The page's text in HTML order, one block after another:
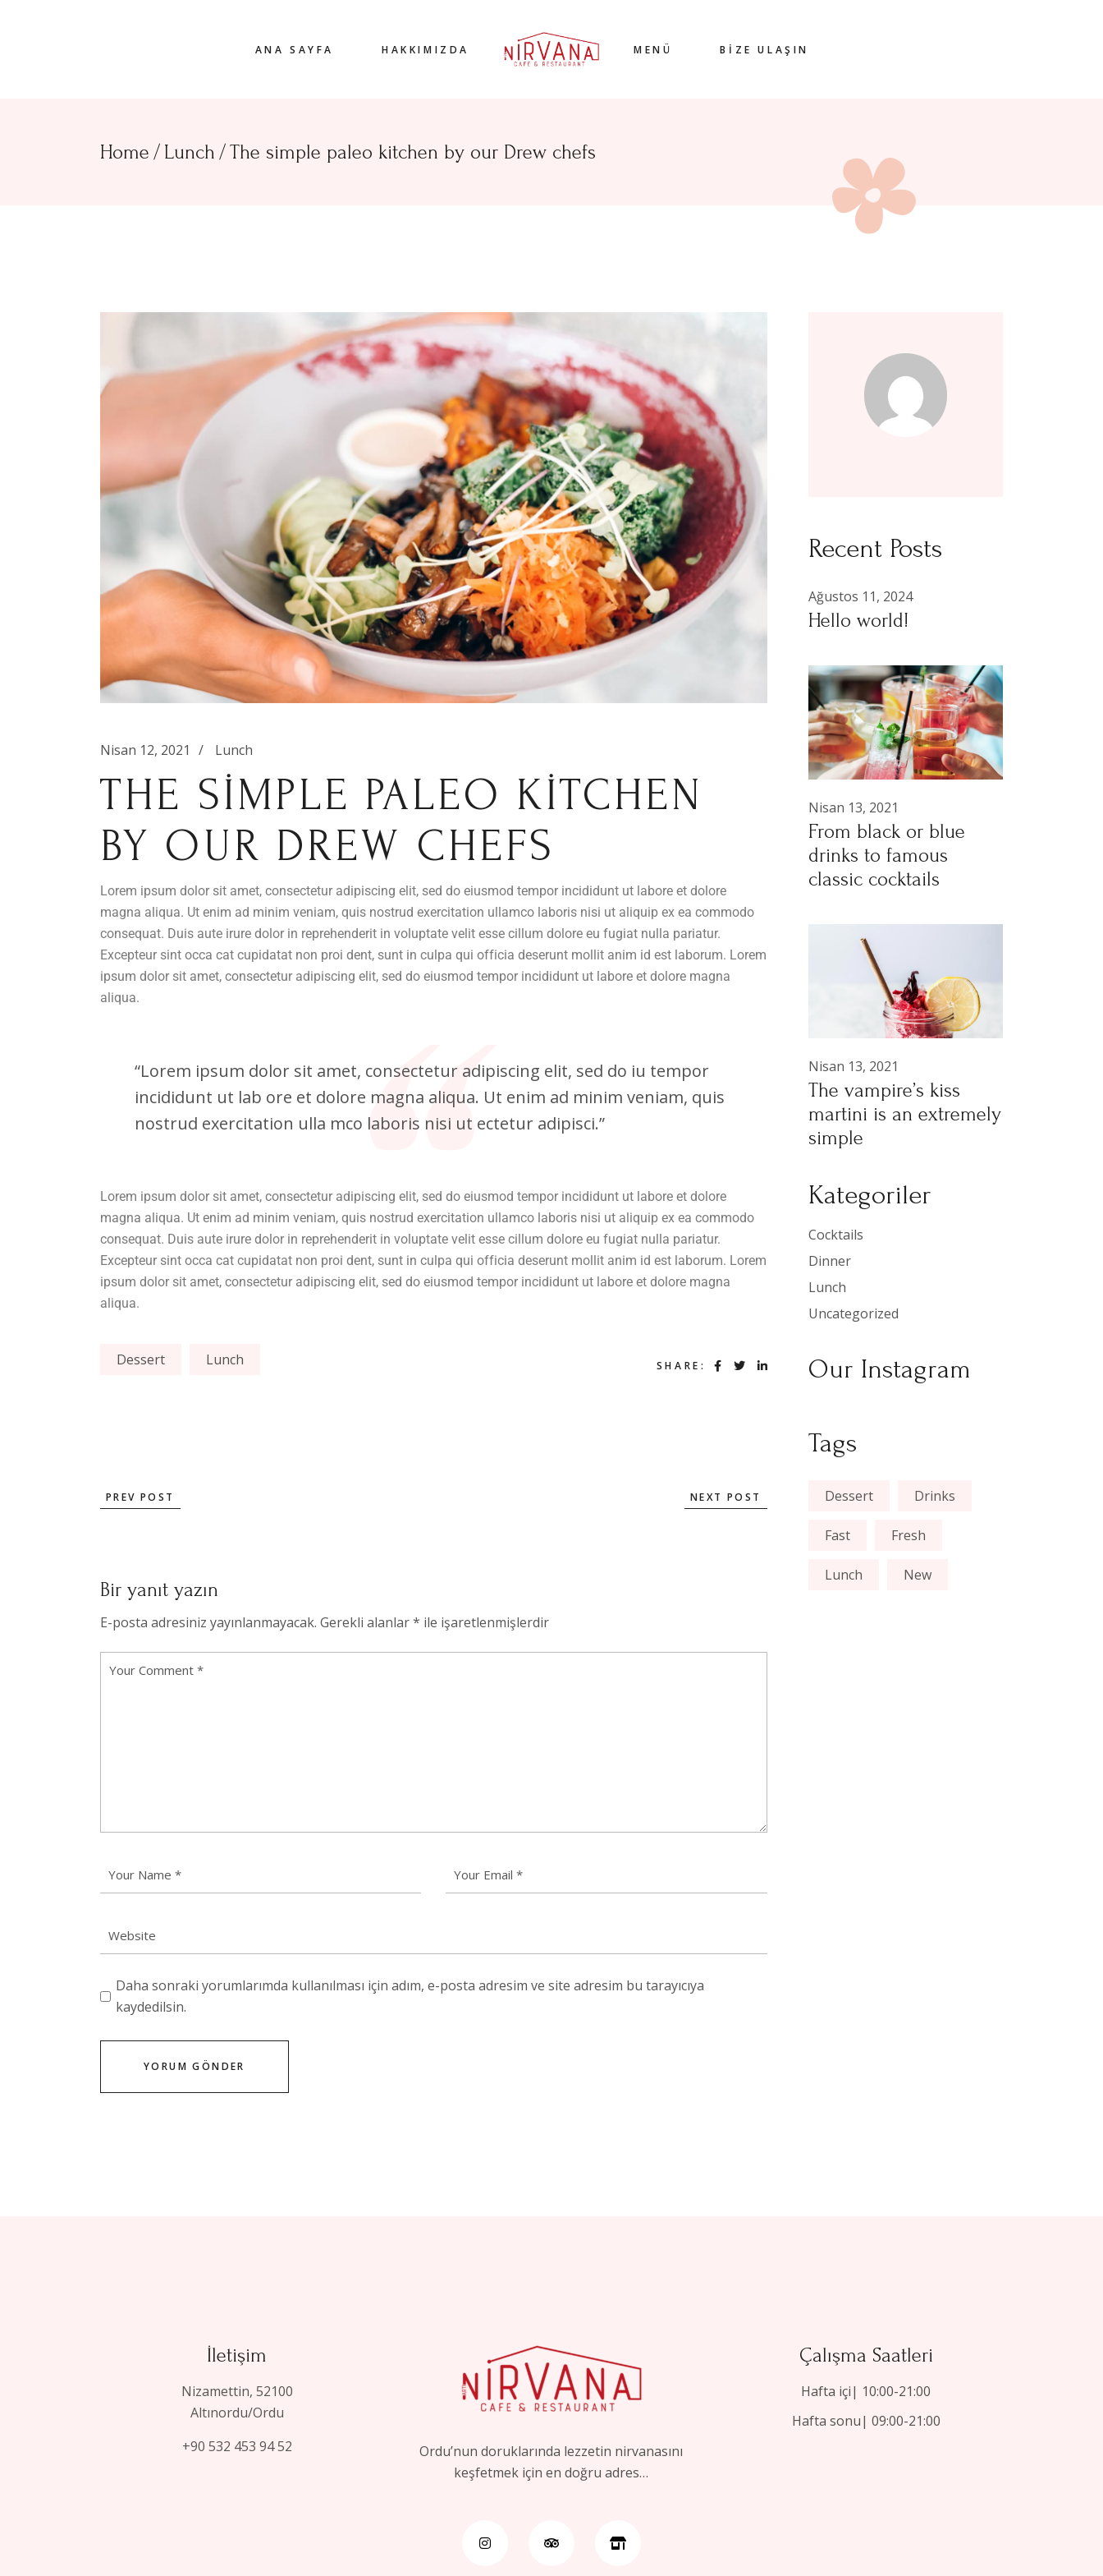
ANA SAYFA HAKKIMIZDA MENÜ BİZE ULAŞIN
Home Lunch The simple paleo kitchen by our Drew chefs
Nisan 12, 2021 Lunch
THE SIMPLE PALEO KITCHEN
BY OUR DREW CHEFS
Lorem ipsum dolor sit amet, consectetur adipiscing elit, sed do eiusmod tempor incididunt ut labore et dolore
magna aliqua. Ut enim ad minim veniam, quis nostrud exercitation ullamco laboris nisi ut aliquip ex ea commodo
consequat. Duis aute irure dolor in reprehenderit in voluptate velit esse cillum dolore eu fugiat nulla pariatur.
Excepteur sint occa cat cupidatat non proi dent, sunt in culpa qui officia deserunt mollit anim id est laborum. Lorem
ipsum dolor sit amet, consectetur adipiscing elit, sed do eiusmod tempor incididunt ut labore et dolore magna
aliqua.
“Lorem ipsum dolor sit amet, consectetur adipiscing elit, sed do iu tempor
incididunt ut lab ore et dolore magna aliqua. Ut enim ad minim veniam, quis
nostrud exercitation ulla mco laboris nisi ut ectetur adipisci.”
Lorem ipsum dolor sit amet, consectetur adipiscing elit, sed do eiusmod tempor incididunt ut labore et dolore
magna aliqua. Ut enim ad minim veniam, quis nostrud exercitation ullamco laboris nisi ut aliquip ex ea commodo
consequat. Duis aute irure dolor in reprehenderit in voluptate velit esse cillum dolore eu fugiat nulla pariatur.
Excepteur sint occa cat cupidatat non proi dent, sunt in culpa qui officia deserunt mollit anim id est laborum. Lorem
ipsum dolor sit amet, consectetur adipiscing elit, sed do eiusmod tempor incididunt ut labore et dolore magna
aliqua.
Dessert Lunch SHARE:
PREV POST NEXT POST
Bir yanıt yazın
E-posta adresiniz yayınlanmayacak. Gerekli alanlar* ile işaretlenmişlerdir
Daha sonraki yorumlarımda kullanılması için adım, e-posta adresim ve site adresim bu tarayıcıya
kaydedilsin.
YORUM GÖNDER
Recent Posts
Ağustos 11, 2024
Hello world!
Nisan 13, 2021
From black or blue
drinks to famous
classic cocktails
Nisan 13, 2021
The vampire’s kiss
martini is an extremely
simple
Kategoriler
Cocktails
Dinner
Lunch
Uncategorized
Our Instagram
Tags
Dessert Drinks
Fast Fresh
Lunch New
İletişim
Nizamettin, 52100
Altınordu/Ordu
+90 532 453 94 52
Ordu’nun doruklarında lezzetin nirvanasını
keşfetmek için en doğru adres…
Çalışma Saatleri
Hafta içi| 10:00-21:00
Hafta sonu| 09:00-21:00